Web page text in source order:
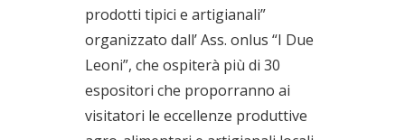
prodotti tipici e artigianali”
organizzato dall’ Ass. onlus “I Due
Leoni”, che ospiterà più di 30
espositori che proporranno ai
visitatori le eccellenze produttive